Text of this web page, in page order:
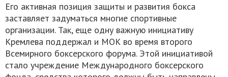
Его активная позиция защиты и развития бокса
заставляет задуматься многие спортивные
организации. Так, еще одну важную инициативу
Кремлева поддержал и МОК во время второго
Всемирного боксерского форума. Этой инициативой
стало учреждение Международного боксерского